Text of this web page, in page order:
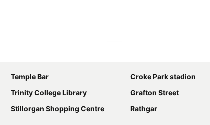
Temple Bar
Croke Park stadion
Trinity College Library
Grafton Street
Stillorgan Shopping Centre
Rathgar